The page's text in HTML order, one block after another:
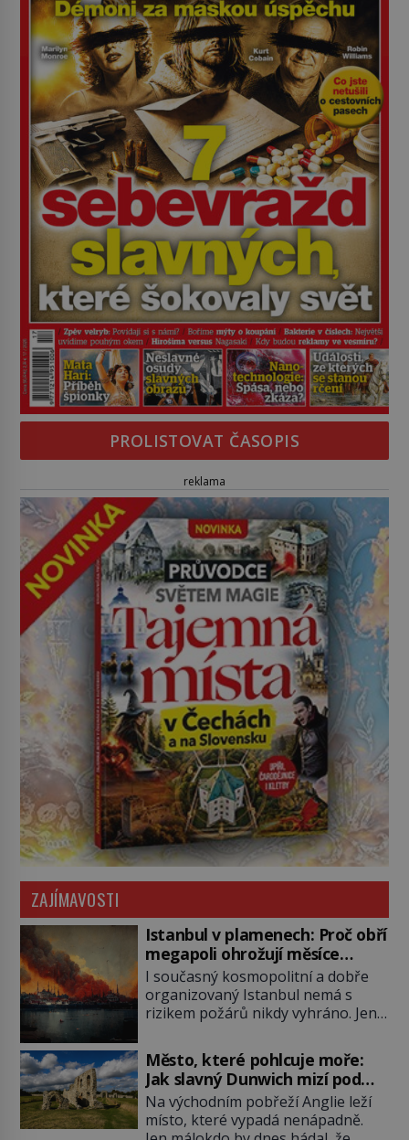
PROLISTOVAT ČASOPIS
reklama
ZAJÍMAVOSTI
Istanbul v plamenech: Proč obří
megapoli ohrožují měsíce
smaženého lilku?
I současný kosmopolitní a dobře
organizovaný Istanbul nemá s
rizikem požárů nikdy vyhráno. Jen
představit, jaká požární rizika
skrýval Istanbul časů minulých. Jak
čelilo město v minulosti potenciální
ohnivé katastrofě a proč jsou zde
stále tolik obávány měsíce
Město, které pohlcuje moře:
Jak slavný Dunwich mizí pod
hladinou
Na východním pobřeží Anglie leží
místo, které vypadá nenápadně.